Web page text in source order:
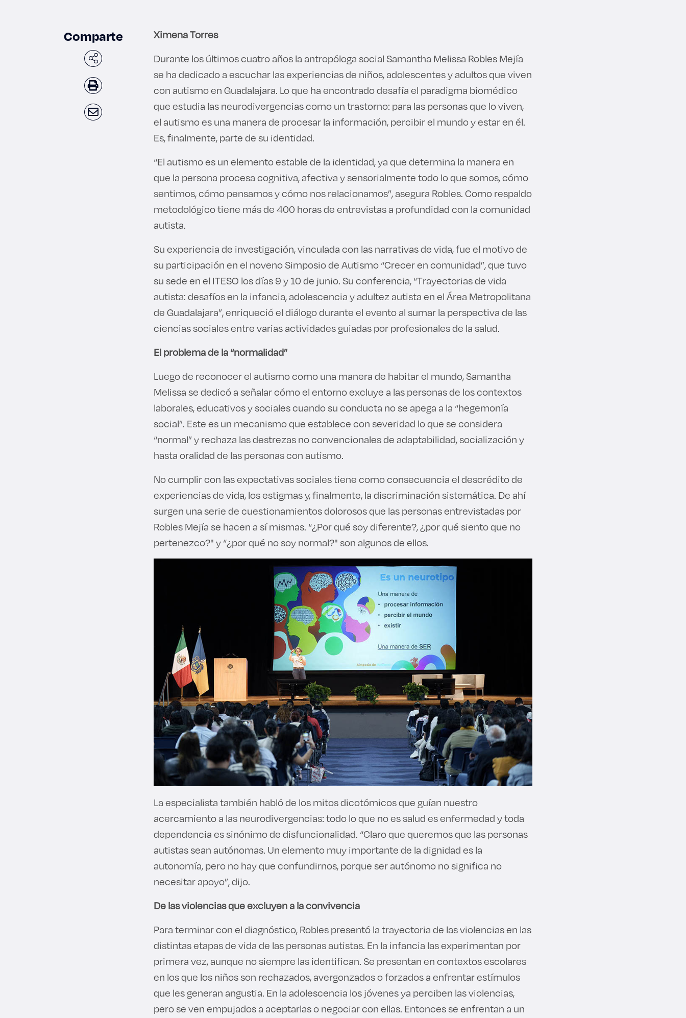
Comparte
Ximena Torres
Durante los últimos cuatro años la antropóloga social Samantha Melissa Robles Mejía
se ha dedicado a escuchar las experiencias de niños, adolescentes y adultos que viven
con autismo en Guadalajara. Lo que ha encontrado desafía el paradigma biomédico
que estudia las neurodivergencias como un trastorno: para las personas que lo viven,
el autismo es una manera de procesar la información, percibir el mundo y estar en él.
Es, finalmente, parte de su identidad.
“El autismo es un elemento estable de la identidad, ya que determina la manera en
que la persona procesa cognitiva, afectiva y sensorialmente todo lo que somos, cómo
sentimos, cómo pensamos y cómo nos relacionamos”, asegura Robles. Como respaldo
metodológico tiene más de 400 horas de entrevistas a profundidad con la comunidad
autista.
Su experiencia de investigación, vinculada con las narrativas de vida, fue el motivo de
su participación en el noveno Simposio de Autismo “Crecer en comunidad”, que tuvo
su sede en el ITESO los días 9 y 10 de junio. Su conferencia, “Trayectorias de vida
autista: desafíos en la infancia, adolescencia y adultez autista en el Área Metropolitana
de Guadalajara”, enriqueció el diálogo durante el evento al sumar la perspectiva de las
ciencias sociales entre varias actividades guiadas por profesionales de la salud.
El problema de la “normalidad”
Luego de reconocer el autismo como una manera de habitar el mundo, Samantha
Melissa se dedicó a señalar cómo el entorno excluye a las personas de los contextos
laborales, educativos y sociales cuando su conducta no se apega a la “hegemonía
social”. Este es un mecanismo que establece con severidad lo que se considera
“normal” y rechaza las destrezas no convencionales de adaptabilidad, socialización y
hasta oralidad de las personas con autismo.
No cumplir con las expectativas sociales tiene como consecuencia el descrédito de
experiencias de vida, los estigmas y, finalmente, la discriminación sistemática. De ahí
surgen una serie de cuestionamientos dolorosos que las personas entrevistadas por
Robles Mejía se hacen a sí mismas. “¿Por qué soy diferente?, ¿por qué siento que no
pertenezco?" y “¿por qué no soy normal?" son algunos de ellos.
La especialista también habló de los mitos dicotómicos que guían nuestro
acercamiento a las neurodivergencias: todo lo que no es salud es enfermedad y toda
dependencia es sinónimo de disfuncionalidad. “Claro que queremos que las personas
autistas sean autónomas. Un elemento muy importante de la dignidad es la
autonomía, pero no hay que confundirnos, porque ser autónomo no significa no
necesitar apoyo”, dijo.
De las violencias que excluyen a la convivencia
Para terminar con el diagnóstico, Robles presentó la trayectoria de las violencias en las
distintas etapas de vida de las personas autistas. En la infancia las experimentan por
primera vez, aunque no siempre las identifican. Se presentan en contextos escolares
en los que los niños son rechazados, avergonzados o forzados a enfrentar estímulos
que les generan angustia. En la adolescencia los jóvenes ya perciben las violencias,
pero se ven empujados a aceptarlas o negociar con ellas. Entonces se enfrentan a un